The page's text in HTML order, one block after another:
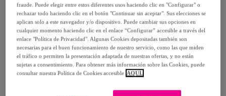
Entrega
Entrega desde2,99 €
fraude. Puede elegir entre estos diferentes usos haciendo clic en "Configurar" o
rechazar todo haciendo clic en el botón "Continuar sin aceptar". Sus elecciones se
aplican solo a este navegador y/o dispositivo. Puede cambiar sus opciones en
cualquier momento haciendo clic en el enlace “Configurar” accesible a través del
enlace "Política de Privacidad". Algunas Cookies depositadas también son
necesarias para el buen funcionamiento de nuestro servicio, como las que miden
el tráfico o permiten la presentación adaptada de nuestras ofertas, y no están
sujetas a consentimiento. Para obtener más información sobre las Cookies, puede
consultar nuestra Política de Cookies accesible AQUÍ.